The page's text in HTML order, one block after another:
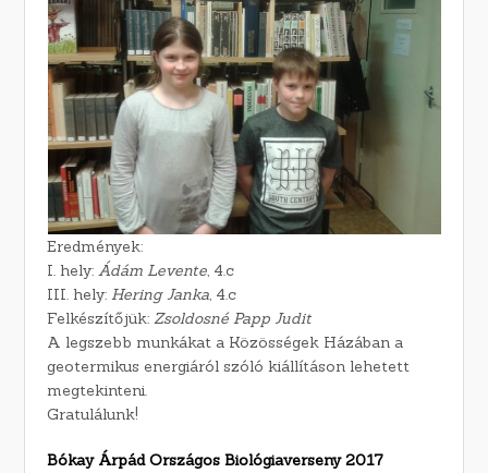
Eredmények:
I. hely:Ádám Levente, 4.c
III. hely:Hering Janka, 4.c
Felkészítőjük: Zsoldosné Papp Judit
A legszebb munkákat a Közösségek Házában a
geotermikus energiáról szóló kiállításon lehetett
megtekinteni.
Gratulálunk!
Bókay Árpád Országos Biológiaverseny 2017